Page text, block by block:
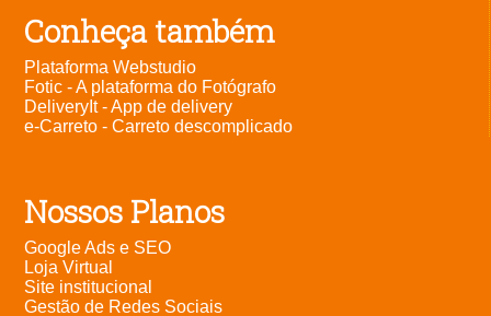
Conheça também
Plataforma Webstudio
Fotic - A plataforma do Fotógrafo
DeliveryIt - App de delivery
e-Carreto - Carreto descomplicado
Nossos Planos
Google Ads e SEO
Loja Virtual
Site institucional
Gestão de Redes Sociais